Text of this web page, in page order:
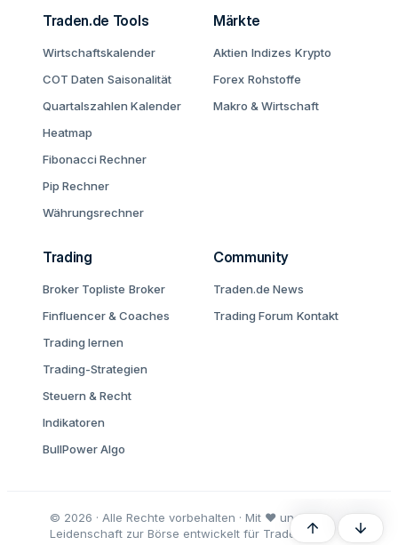
Traden.de Tools
Wirtschaftskalender
COT Daten Saisonalität
Quartalszahlen Kalender
Heatmap
Fibonacci Rechner
Pip Rechner
Währungsrechner
Märkte
Aktien Indizes Krypto
Forex Rohstoffe
Makro & Wirtschaft
Trading
Broker Topliste Broker
Finfluencer & Coaches
Trading lernen
Trading-Strategien
Steuern & Recht
Indikatoren
BullPower Algo
Community
Traden.de News
Trading Forum Kontakt
© 2026 · Alle Rechte vorbehalten · Mit ♥ und
Leidenschaft zur Börse entwickelt für Trader undOben Unten